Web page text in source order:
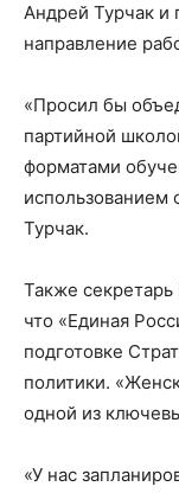
Андрей Турчак и
направление
«Просил бы
партийной
форматами
использованием
Турчак.
Также
что «Единая
подготовке
политики.
одной из
«У нас